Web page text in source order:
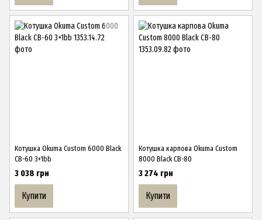
Котушка Okuma Custom 6000 Black
CB-60 3+1bb
3 038 грн
Купити
Котушка карпова Okuma Custom
8000 Black CB-80
3 274 грн
Купити